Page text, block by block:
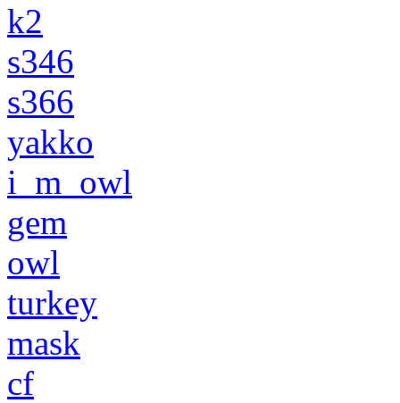
k2
s346
s366
yakko
i_m_owl
gem
owl
turkey
mask
cf